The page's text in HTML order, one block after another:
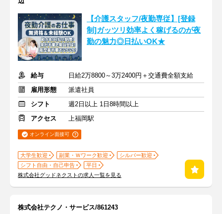
【介護スタッフ/夜勤専従】[登録
制]ガッツリ効率よく稼げるのが夜
勤の魅力◎日払いOK★
給与
日給2万8800～3万2400円＋交通費全額支給
雇用形態
派遣社員
シフト
週2日以上 1日8時間以上
アクセス
上福岡駅
オンライン面接可
大学生歓迎 副業・Ｗワーク歓迎
シルバー歓迎
シフト自由・自己申告
平日
株式会社グッドネクストの求人一覧を見る
株式会社テクノ・サービス/861243